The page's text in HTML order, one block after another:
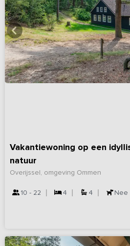
Vakantiewoning op een
natuur
Overijssel, omgeving Ommen
10 - 22 4 4 Nee